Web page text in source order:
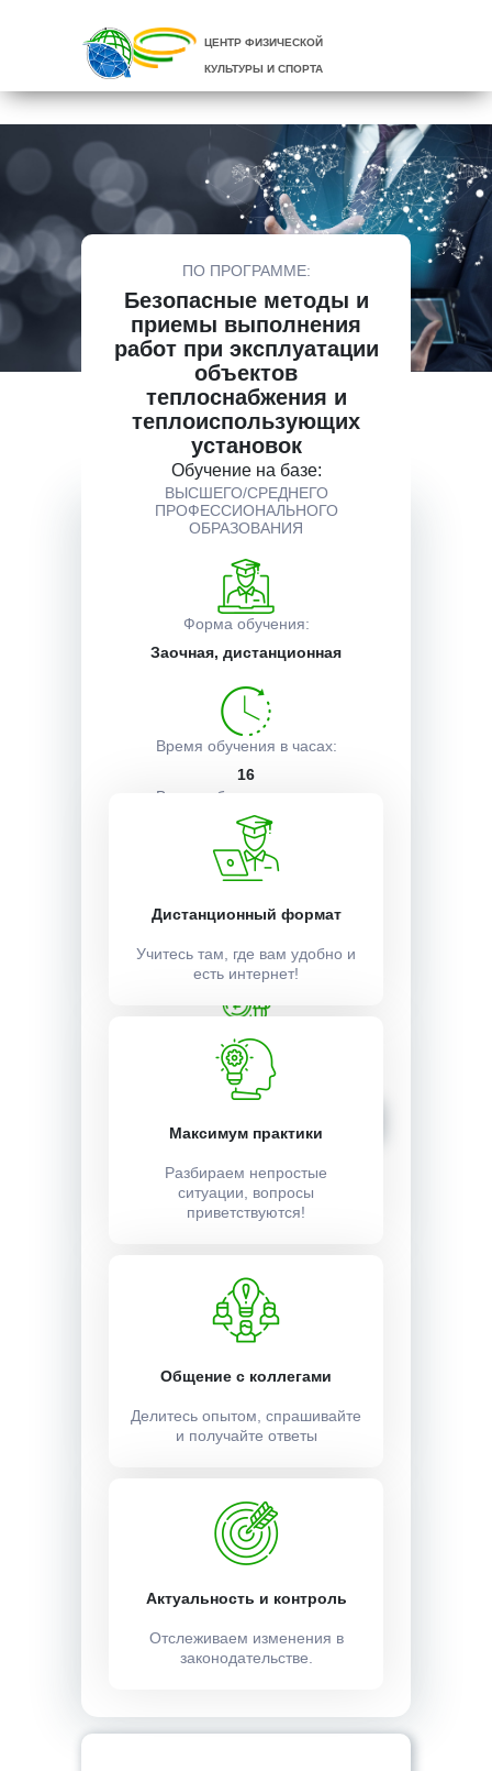
ЦЕНТР ФИЗИЧЕСКОЙ
КУЛЬТУРЫ И СПОРТА
ПО ПРОГРАММЕ:
Безопасные методы и
приемы выполнения
работ при эксплуатации
объектов
теплоснабжения и
теплоиспользующих
установок
Обучение на базе:
ВЫСШЕГО/СРЕДНЕГО
ПРОФЕССИОНАЛЬНОГО
ОБРАЗОВАНИЯ
Форма обучения:
Заочная, дистанционная
Время обучения в часах:
16
Время обучения в часах:
-
Учебный план:
1000 ₽
Получаемые документы
Условия поступления
Дистанционный формат
Учитесь там, где вам удобно и
есть интернет!
Максимум практики
Разбираем непростые
ситуации, вопросы
приветствуются!
Общение с коллегами
Делитесь опытом, спрашивайте
и получайте ответы
Актуальность и контроль
Отслеживаем изменения в
законодательстве.